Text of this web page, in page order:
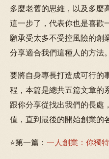
多麼老舊的思維，以及多麼
這一步了，代表你也是喜歡
願承受太多不受控風險的創
分享適合我們這種人的方法。
要將自身專長打造成可行的
程，本篇是總共五篇文章的
跟你分享從找出我們的長處
值，直到最後的開始創業的
⭐第一篇： 一人創業：你獨